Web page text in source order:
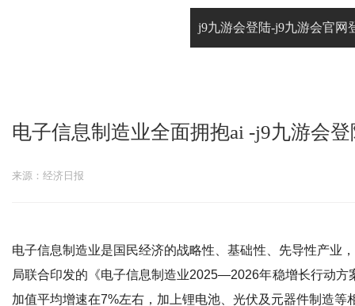
j9九游会登陆-j9九游会官网
案
拥有150多项自主知识产权和完美的产品生产线，
塔迪兰、科大讯飞等国际知名高科技企业建立长
电子信息制造业全面拥抱ai -j9九游会登
来源：经济日报
电子信息制造业是国民经济的战略性、基础性、先导性产业
局联合印发的《电子信息制造业2025—2026年稳增长行动
加值平均增速在7%左右，加上锂电池、光伏及元器件制造